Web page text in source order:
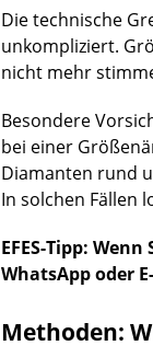
Die technische
unkompliziert.
nicht mehr
Besondere
bei einer
Diamanten rund
In solchen Fällen
EFES-Tipp: Wenn
WhatsApp oder
Methoden: